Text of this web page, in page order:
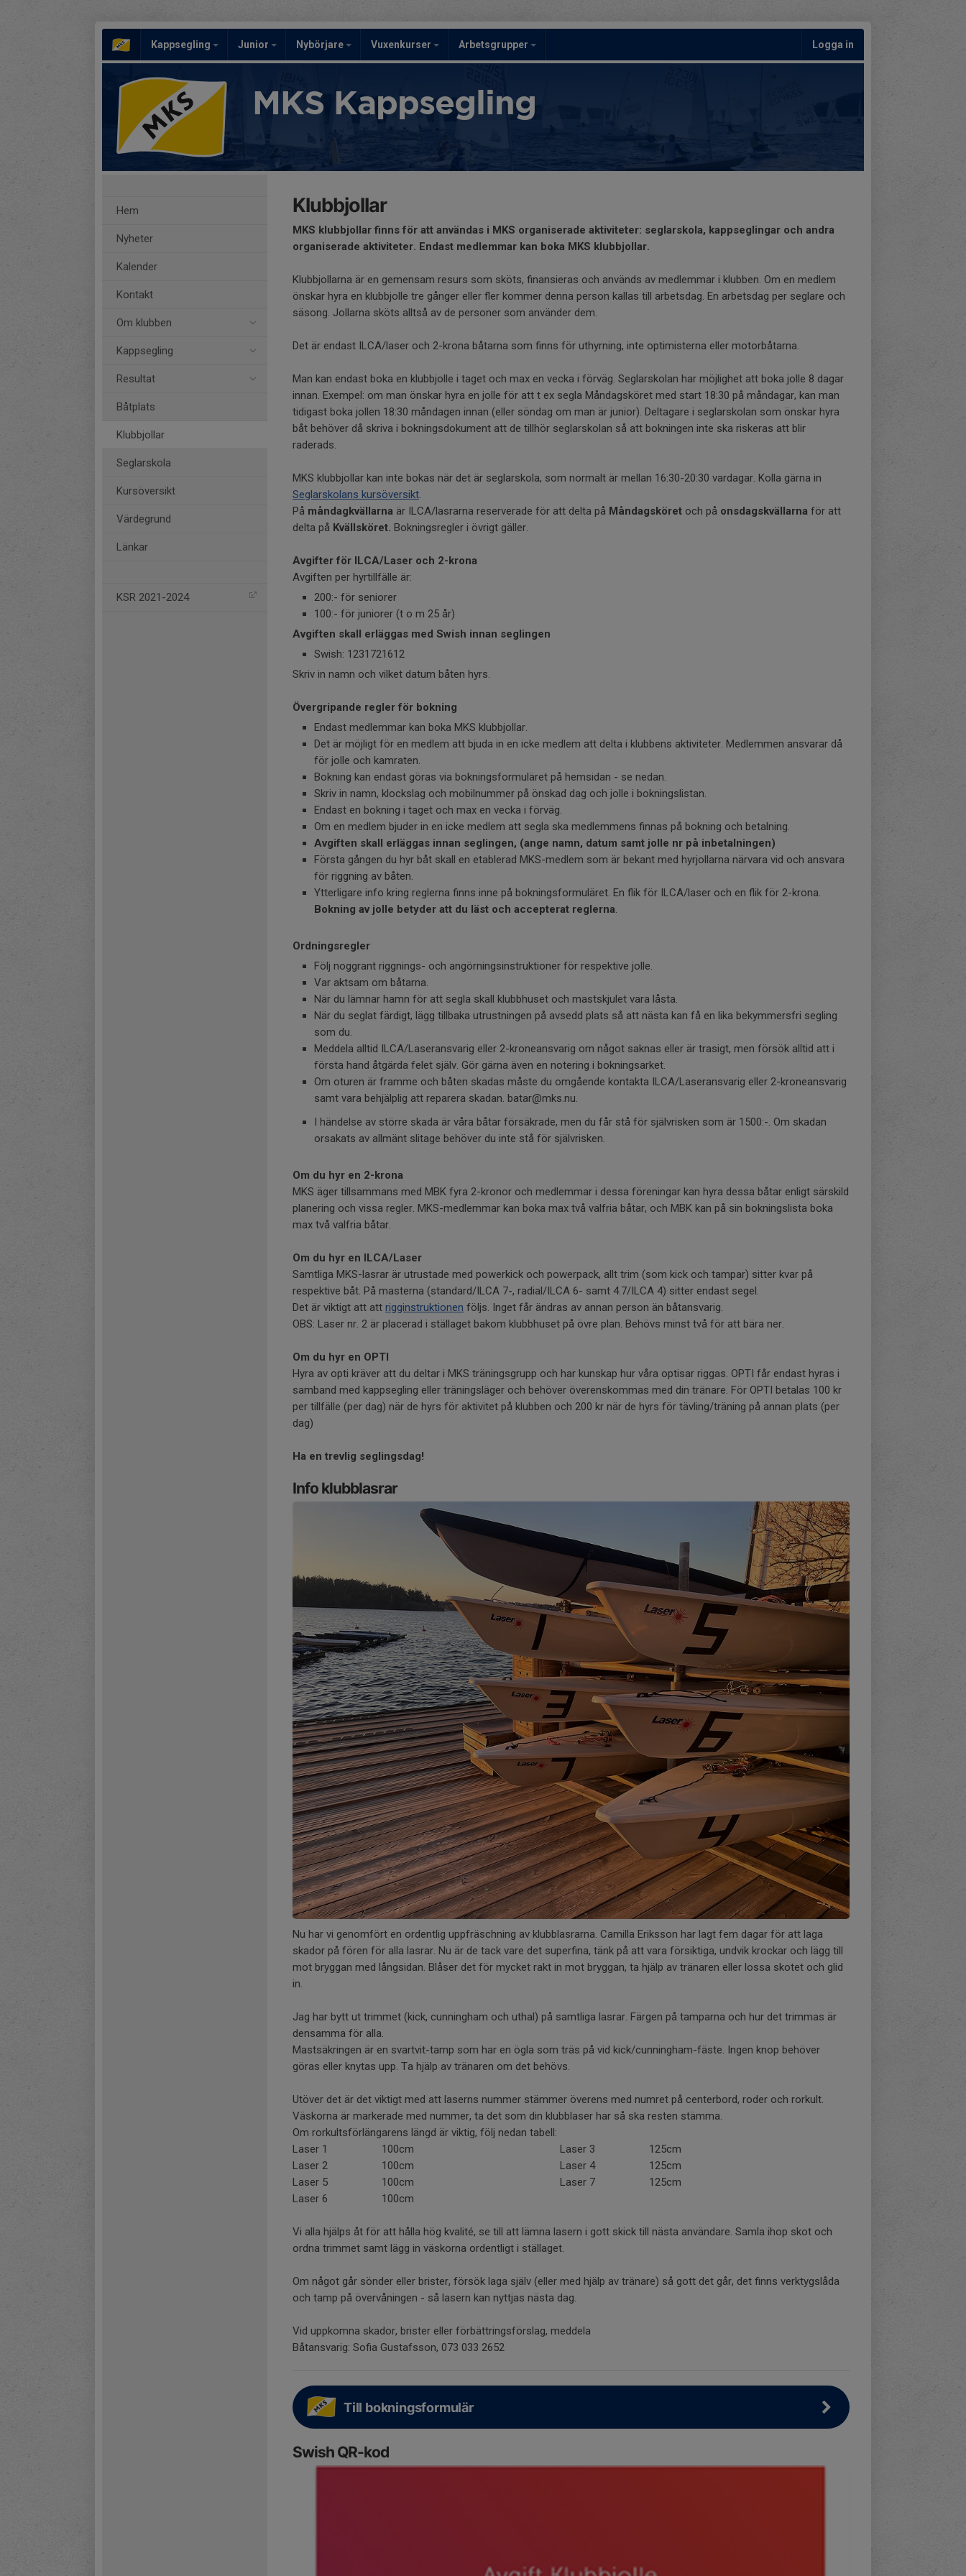
Kappsegling Junior Nybörjare Vuxenkurser Arbetsgrupper Logga in
MKS Kappsegling
Hem
Nyheter
Kalender
Kontakt
Om klubben
Kappsegling
Resultat
Båtplats
Klubbjollar
Seglarskola
Kursöversikt
Värdegrund
Länkar
KSR 2021-2024
Klubbjollar
MKS klubbjollar finns för att användas i MKS organiserade aktiviteter: seglarskola, kappseglingar och andra
organiserade aktiviteter. Endast medlemmar kan boka MKS klubbjollar.
Klubbjollarna är en gemensam resurs som sköts, finansieras och används av medlemmar i klubben. Om en medlem
önskar hyra en klubbjolle tre gånger eller fler kommer denna person kallas till arbetsdag. En arbetsdag per seglare och
säsong. Jollarna sköts alltså av de personer som använder dem.
Det är endast ILCA/laser och 2-krona båtarna som finns för uthyrning, inte optimisterna eller motorbåtarna.
Man kan endast boka en klubbjolle i taget och max en vecka i förväg. Seglarskolan har möjlighet att boka jolle 8 dagar
innan. Exempel: om man önskar hyra en jolle för att t ex segla Måndagsköret med start 18:30 på måndagar, kan man
tidigast boka jollen 18:30 måndagen innan (eller söndag om man är junior). Deltagare i seglarskolan som önskar hyra
båt behöver då skriva i bokningsdokument att de tillhör seglarskolan så att bokningen inte ska riskeras att blir
raderads.
MKS klubbjollar kan inte bokas när det är seglarskola, som normalt är mellan 16:30-20:30 vardagar. Kolla gärna in
Seglarskolans kursöversikt.
På måndagkvällarna är ILCA/lasrarna reserverade för att delta på Måndagsköret och på onsdagskvällarna för att
delta på Kvällsköret. Bokningsregler i övrigt gäller.
Avgifter för ILCA/Laser och 2-krona
Avgiften per hyrtillfälle är:
200:- för seniorer
100:- för juniorer (t o m 25 år)
Avgiften skall erläggas med Swish innan seglingen
Swish: 1231721612
Skriv in namn och vilket datum båten hyrs.
Övergripande regler för bokning
Endast medlemmar kan boka MKS klubbjollar.
Det är möjligt för en medlem att bjuda in en icke medlem att delta i klubbens aktiviteter. Medlemmen ansvarar då
för jolle och kamraten.
Bokning kan endast göras via bokningsformuläret på hemsidan - se nedan.
Skriv in namn, klockslag och mobilnummer på önskad dag och jolle i bokningslistan.
Endast en bokning i taget och max en vecka i förväg.
Om en medlem bjuder in en icke medlem att segla ska medlemmens finnas på bokning och betalning.
Avgiften skall erläggas innan seglingen, (ange namn, datum samt jolle nr på inbetalningen)
Första gången du hyr båt skall en etablerad MKS-medlem som är bekant med hyrjollarna närvara vid och ansvara
för riggning av båten.
Ytterligare info kring reglerna finns inne på bokningsformuläret. En flik för ILCA/laser och en flik för 2-krona.
Bokning av jolle betyder att du läst och accepterat reglerna.
Ordningsregler
Följ noggrant riggnings- och angörningsinstruktioner för respektive jolle.
Var aktsam om båtarna.
När du lämnar hamn för att segla skall klubbhuset och mastskjulet vara låsta.
När du seglat färdigt, lägg tillbaka utrustningen på avsedd plats så att nästa kan få en lika bekymmersfri segling
som du.
Meddela alltid ILCA/Laseransvarig eller 2-kroneansvarig om något saknas eller är trasigt, men försök alltid att i
första hand åtgärda felet själv. Gör gärna även en notering i bokningsarket.
Om oturen är framme och båten skadas måste du omgående kontakta ILCA/Laseransvarig eller 2-kroneansvarig
samt vara behjälplig att reparera skadan. batar@mks.nu.
I händelse av större skada är våra båtar försäkrade, men du får stå för självrisken som är 1500:-. Om skadan
orsakats av allmänt slitage behöver du inte stå för självrisken.
Om du hyr en 2-krona
MKS äger tillsammans med MBK fyra 2-kronor och medlemmar i dessa föreningar kan hyra dessa båtar enligt särskild
planering och vissa regler. MKS-medlemmar kan boka max två valfria båtar, och MBK kan på sin bokningslista boka
max två valfria båtar.
Om du hyr en ILCA/Laser
Samtliga MKS-lasrar är utrustade med powerkick och powerpack, allt trim (som kick och tampar) sitter kvar på
respektive båt. På masterna (standard/ILCA 7-, radial/ILCA 6- samt 4.7/ILCA 4) sitter endast segel.
Det är viktigt att att rigginstruktionen följs. Inget får ändras av annan person än båtansvarig.
OBS: Laser nr. 2 är placerad i ställaget bakom klubbhuset på övre plan. Behövs minst två för att bära ner.
Om du hyr en OPTI
Hyra av opti kräver att du deltar i MKS träningsgrupp och har kunskap hur våra optisar riggas. OPTI får endast hyras i
samband med kappsegling eller träningsläger och behöver överenskommas med din tränare. För OPTI betalas 100 kr
per tillfälle (per dag) när de hyrs för aktivitet på klubben och 200 kr när de hyrs för tävling/träning på annan plats (per
dag)
Ha en trevlig seglingsdag!
Info klubblasrar
Nu har vi genomfört en ordentlig uppfräschning av klubblasrarna. Camilla Eriksson har lagt fem dagar för att laga
skador på fören för alla lasrar. Nu är de tack vare det superfina, tänk på att vara försiktiga, undvik krockar och lägg till
mot bryggan med långsidan. Blåser det för mycket rakt in mot bryggan, ta hjälp av tränaren eller lossa skotet och glid
in.
Jag har bytt ut trimmet (kick, cunningham och uthal) på samtliga lasrar. Färgen på tamparna och hur det trimmas är
densamma för alla.
Mastsäkringen är en svartvit-tamp som har en ögla som träs på vid kick/cunningham-fäste. Ingen knop behöver
göras eller knytas upp. Ta hjälp av tränaren om det behövs.
Utöver det är det viktigt med att laserns nummer stämmer överens med numret på centerbord, roder och rorkult.
Väskorna är markerade med nummer, ta det som din klubblaser har så ska resten stämma.
Om rorkultsförlängarens längd är viktig, följ nedan tabell:
Laser 1
100cm Laser 3
125cm
Laser 2
100cm Laser 4
125cm
Laser 5
100cm Laser 7
125cm
Laser 6
100cm
Vi alla hjälps åt för att hålla hög kvalité, se till att lämna lasern i gott skick till nästa användare. Samla ihop skot och
ordna trimmet samt lägg in väskorna ordentligt i ställaget.
Om något går sönder eller brister, försök laga själv (eller med hjälp av tränare) så gott det går, det finns verktygslåda
och tamp på övervåningen - så lasern kan nyttjas nästa dag.
Vid uppkomna skador, brister eller förbättringsförslag, meddela
Båtansvarig: Sofia Gustafsson, 073 033 2652
Till bokningsformulär
Swish QR-kod